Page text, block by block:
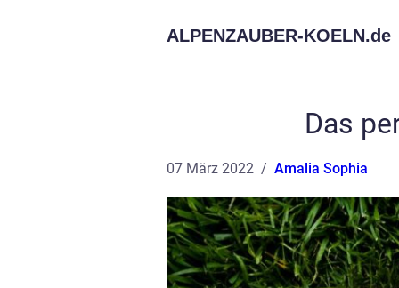
ALPENZAUBER-KOELN.de
Das
07 März 2022 Amalia Sophia